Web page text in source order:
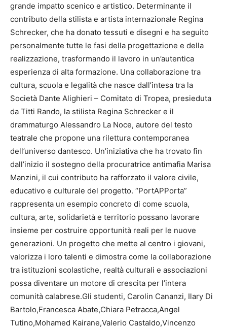
grande impatto scenico e artistico. Determinante il
contributo della stilista e artista internazionale Regina
Schrecker, che ha donato tessuti e disegni e ha seguito
personalmente tutte le fasi della progettazione e della
realizzazione, trasformando il lavoro in un’autentica
esperienza di alta formazione. Una collaborazione tra
cultura, scuola e legalità che nasce dall’intesa tra la
Società Dante Alighieri – Comitato di Tropea, presieduta
da Titti Rando, la stilista Regina Schrecker e il
drammaturgo Alessandro La Noce, autore del testo
teatrale che propone una rilettura contemporanea
dell’universo dantesco. Un’iniziativa che ha trovato fin
dall’inizio il sostegno della procuratrice antimafia Marisa
Manzini, il cui contributo ha rafforzato il valore civile,
educativo e culturale del progetto. “PortAPPorta”
rappresenta un esempio concreto di come scuola,
cultura, arte, solidarietà e territorio possano lavorare
insieme per costruire opportunità reali per le nuove
generazioni. Un progetto che mette al centro i giovani,
valorizza i loro talenti e dimostra come la collaborazione
tra istituzioni scolastiche, realtà culturali e associazioni
possa diventare un motore di crescita per l’intera
comunità calabrese.Gli studenti, Carolin Cananzi, Ilary Di
Bartolo,Francesca Abate,Chiara Petracca,Angel
Tutino,Mohamed Kairane,Valerio Castaldo,Vincenzo